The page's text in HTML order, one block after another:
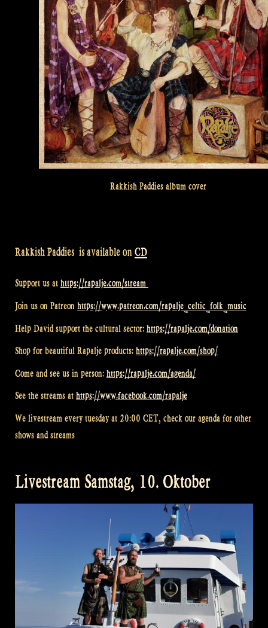
Rakkish Paddies album cover
Rakkish Paddies is available on CD
Support us at https://rapalje.com/stream
Join us on Patreon https://www.patreon.com/rapalje_celtic_folk_music
Help David support the cultural sector: https://rapalje.com/donation
Shop for beautiful Rapalje products: https://rapalje.com/shop/
Come and see us in person: https://rapalje.com/agenda/
See the streams at https://www.facebook.com/rapalje
We livestream every tuesday at 20:00 CET, check our agenda for other
shows and streams
Livestream Samstag, 10. Oktober